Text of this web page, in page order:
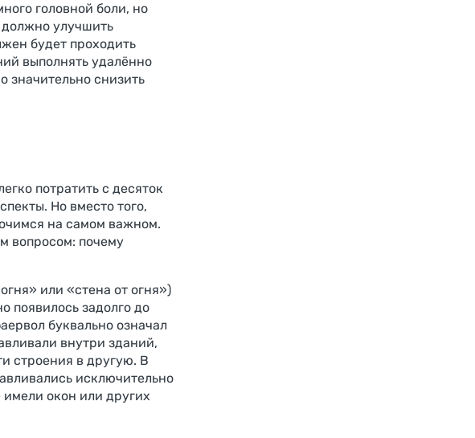
головной боли, но
должно улучшить
будет проходить
выполнять удалённо
значительно снизить
потратить с десяток
Но вместо того,
на самом важном.
вопросом: почему
или «стена от огня»)
появилось задолго до
буквально означал
внутри зданий,
строения в другую. В
исключительно
окон или других